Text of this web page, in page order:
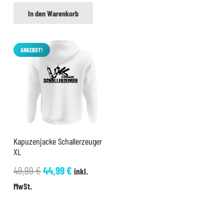
In den Warenkorb
ANGEBOT!
Kapuzenjacke Schallerzeuger
XL
49,99€Ursprünglicher
44,99€Aktueller
inkl.
MwSt.